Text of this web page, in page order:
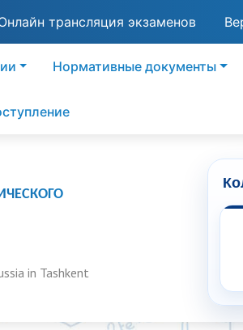
трансляция экзаменов
Нормативные документы
in Tashkent